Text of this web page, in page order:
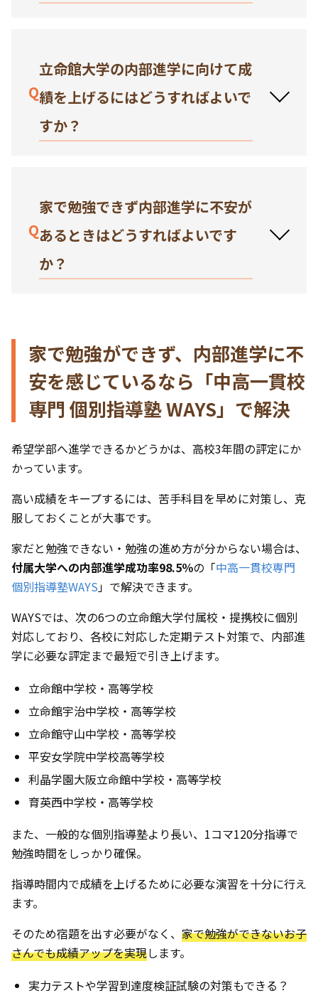
Q
立命館大学の内部進学に向けて成
績を上げるにはどうすればよいで
すか？
Q
家で勉強できず内部進学に不安が
あるときはどうすればよいです
か？
家で勉強ができず、内部進学に不
安を感じているなら「中高一貫校
専門 個別指導塾 WAYS」で解決
希望学部へ進学できるかどうかは、高校3年間の評定にか
かっています。
高い成績をキープするには、苦手科目を早めに対策し、克
服しておくことが大事です。
家だと勉強できない・勉強の進め方が分からない場合は、
付属大学への内部進学成功率98.5％の「中高一貫校専門
個別指導塾WAYS」で解決できます。
WAYSでは、次の6つの立命館大学付属校・提携校に個別
対応しており、各校に対応した定期テスト対策で、内部進
学に必要な評定まで最短で引き上げます。
立命館中学校・高等学校
立命館宇治中学校・高等学校
立命館守山中学校・高等学校
平安女学院中学校高等学校
利晶学園大阪立命館中学校・高等学校
育英西中学校・高等学校
また、一般的な個別指導塾より長い、1コマ120分指導で
勉強時間をしっかり確保。
指導時間内で成績を上げるために必要な演習を十分に行え
ます。
そのため宿題を出す必要がなく、 家で勉強ができないお子
さんでも成績アップを実現します。
実力テストや学習到達度検証試験の対策もできる？